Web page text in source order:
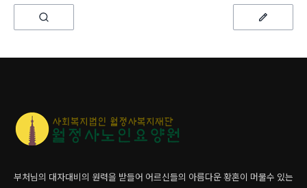
부처님의 대자대비의 원력을 받들어 어르신들의 아름다운 황혼이 머물수 있는